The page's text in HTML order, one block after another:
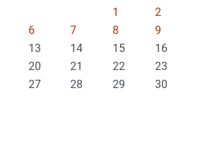
1
2
6 7 8
9
13 14 15
16
20 21 22
23
27 28 29
30